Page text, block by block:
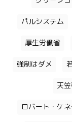
パルシステム
厚生労働省
強制はダメ
天
ロバート・ケ